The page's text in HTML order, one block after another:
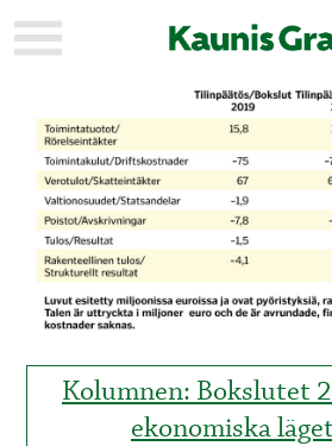
STADEN
AJANKOHTAISTA
AKTUELLT
URHEILU
IDROTT
KULTTUURI
KULTUR
HISTORIA
HISTORIA
YLEINEN
ALLMÄN
Kolumnen: Bokslutet
ekonomiska